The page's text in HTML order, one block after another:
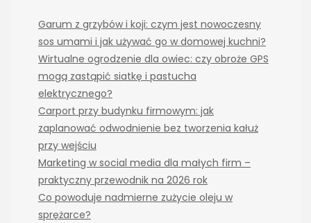
Garum z grzybów i koji: czym jest nowoczesny
sos umami i jak używać go w domowej kuchni?
Wirtualne ogrodzenie dla owiec: czy obroże GPS
mogą zastąpić siatkę i pastucha
elektrycznego?
Carport przy budynku firmowym: jak
zaplanować odwodnienie bez tworzenia kałuż
przy wejściu
Marketing w social media dla małych firm –
praktyczny przewodnik na 2026 rok
Co powoduje nadmierne zużycie oleju w
sprężarce?